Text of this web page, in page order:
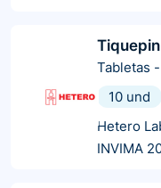
Tiquepin
Tabletas -
10 und
Hetero
INVIMA